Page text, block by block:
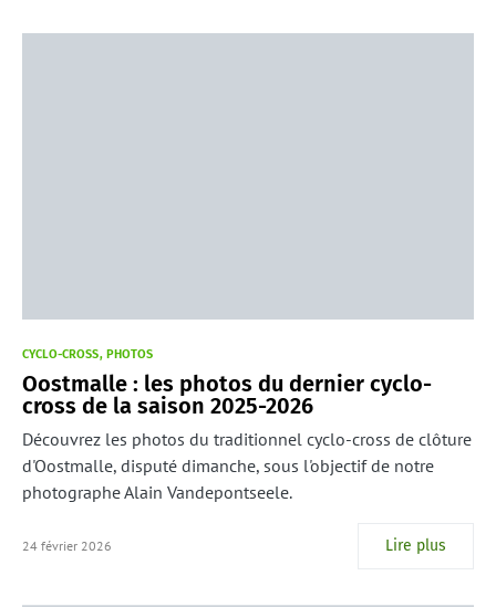
CYCLO-CROSS PHOTOS
Oostmalle : les photos du dernier cyclo-
cross de la saison 2025-2026
Découvrez les photos du traditionnel cyclo-cross de clôture
d'Oostmalle, disputé dimanche, sous l'objectif de notre
photographe Alain Vandepontseele.
24 février 2026 Lire plus